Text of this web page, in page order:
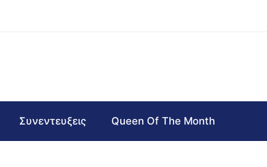
Συνεντευξεις Queen Of The Month